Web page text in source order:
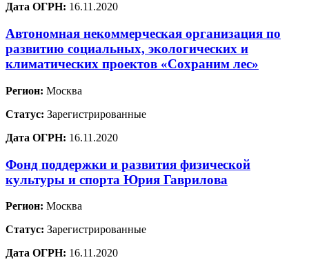
Дата ОГРН: 16.11.2020
Автономная некоммерческая организация по
развитию социальных, экологических и
климатических проектов «Сохраним лес»
Регион: Москва
Статус: Зарегистрированные
Дата ОГРН: 16.11.2020
Фонд поддержки и развития физической
культуры и спорта Юрия Гаврилова
Регион: Москва
Статус: Зарегистрированные
Дата ОГРН: 16.11.2020